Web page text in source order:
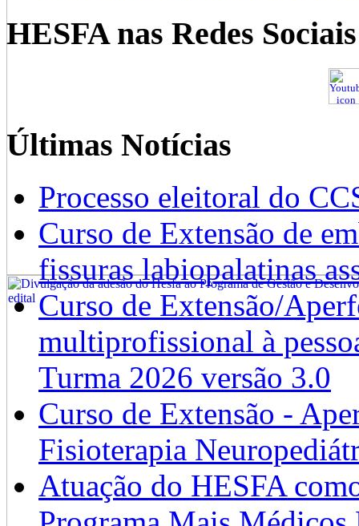
HESFA nas Redes Sociais
Últimas Notícias
Processo eleitoral do
Curso de Extensão de
fissuras labiopalatinas
Curso de Extensão/
multiprofissional à
Turma 2026 versão 3.0
Curso de Extensão -
Fisioterapia
Atuação do HESFA